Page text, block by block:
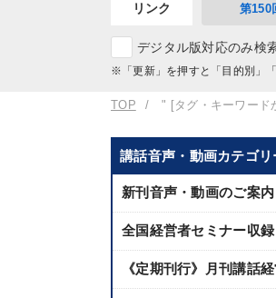
リンク 第150
デジタル版対応のみ検
※「更新」を押すと「目的別」
TOP " [タグ・キーワード
講話音声・動画カテゴリ
新刊音声・動画のご案内
全国経営者セミナー収録
《定期刊行》月刊講話